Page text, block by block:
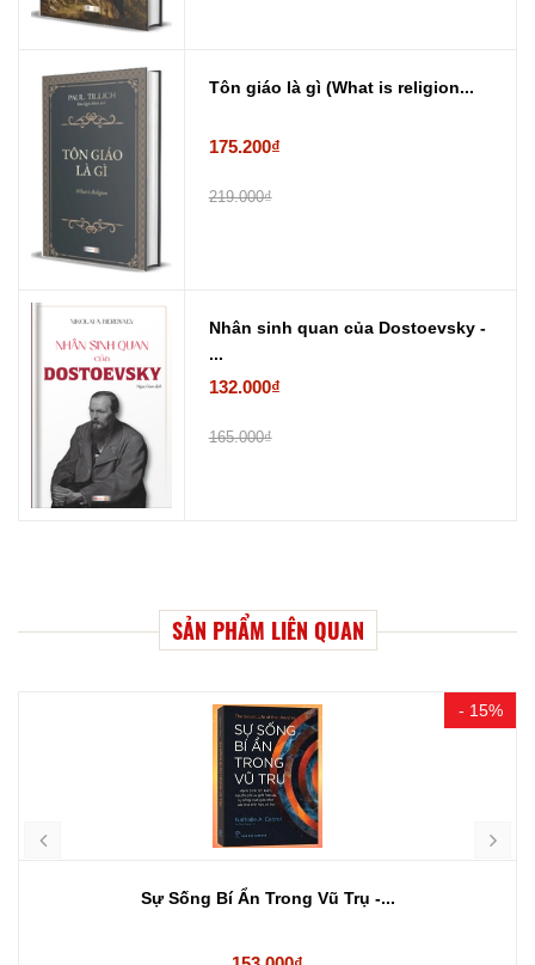
Tôn giáo là gì (What is religion...
175.200₫
219.000₫
Nhân sinh quan của Dostoevsky -
...
132.000₫
165.000₫
SẢN PHẨM LIÊN QUAN
- 15%
Sự Sống Bí Ẩn Trong Vũ Trụ -...